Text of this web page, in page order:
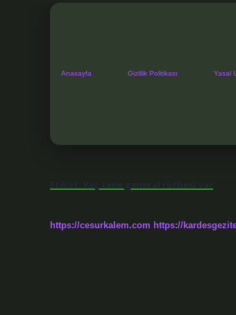
Anasayfa Gizlilik Politikası Yasal
Etiket: Kaç tane general rütbesi var
https://cesurkalem.com https://